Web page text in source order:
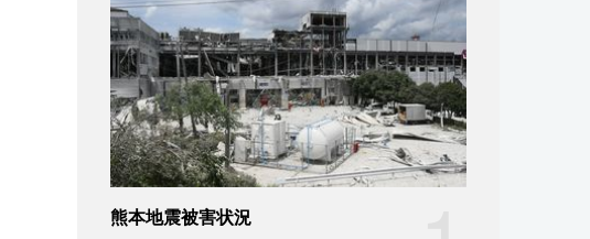
熊本地震被害状況